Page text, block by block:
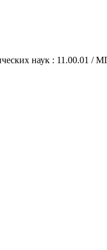
наук : 11.00.01